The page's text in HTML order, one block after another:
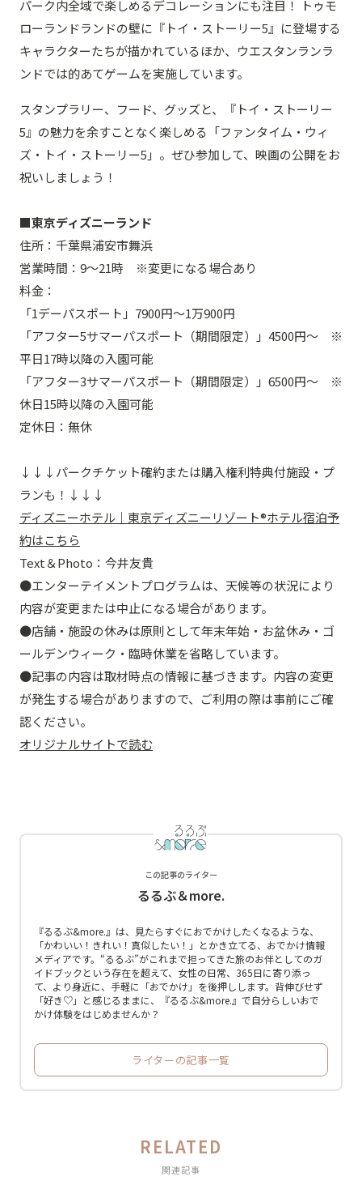
パーク内全域で楽しめるデコレーションにも注目！ トゥモ
ローランドランドの壁に『トイ・ストーリー5』に登場する
キャラクターたちが描かれているほか、ウエスタンランラ
ンドでは的あてゲームを実施しています。
スタンプラリー、フード、グッズと、『トイ・ストーリー
5』の魅力を余すことなく楽しめる「ファンタイム・ウィ
ズ・トイ・ストーリー5」。ぜひ参加して、映画の公開をお
祝いしましょう！
■東京ディズニーランド
住所：千葉県浦安市舞浜
営業時間：9～21時 ※変更になる場合あり
料金：
「1デーパスポート」7900円～1万900円
「アフター5サマーパスポート（期間限定）」4500円～ ※
平日17時以降の入園可能
「アフター3サマーパスポート（期間限定）」6500円～ ※
休日15時以降の入園可能
定休日：無休
↓↓↓パークチケット確約または購入権利特典付施設・プ
ランも！↓↓↓
ディズニーホテル｜東京ディズニーリゾート®ホテル宿泊予
約はこちら
Text＆Photo：今井友貴
●エンターテイメントプログラムは、天候等の状況により
内容が変更または中止になる場合があります。
●店舗・施設の休みは原則として年末年始・お盆休み・ゴ
ールデンウィーク・臨時休業を省略しています。
●記事の内容は取材時点の情報に基づきます。内容の変更
が発生する場合がありますので、ご利用の際は事前にご確
認ください。
オリジナルサイトで読む
この記事のライター
るるぶ＆more.
『るるぶ&more.』は、見たらすぐにおでかけしたくなるような、
「かわいい！きれい！真似したい！」とかき立てる、おでかけ情報
メディアです。“るるぶ”がこれまで担ってきた旅のお伴としてのガ
イドブックという存在を超えて、女性の日常、365日に寄り添っ
て、より身近に、手軽に「おでかけ」を後押しします。背伸びせず
「好き♡」と感じるままに、『るるぶ&more.』で自分らしいおで
かけ体験をはじめませんか？
ライターの記事一覧
RELATED
関連記事